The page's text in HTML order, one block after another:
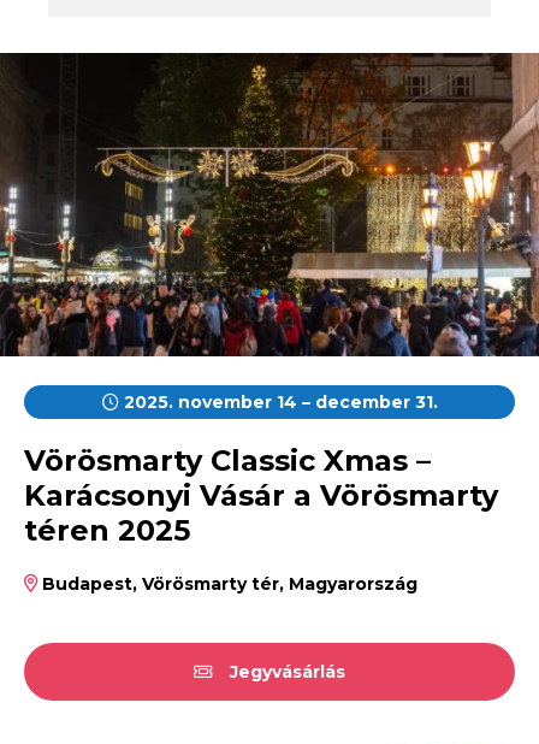
2025. november 14 – december 31.
Vörösmarty Classic Xmas –
Karácsonyi Vásár a Vörösmarty
téren 2025
Budapest, Vörösmarty tér, Magyarország
Jegyvásárlás